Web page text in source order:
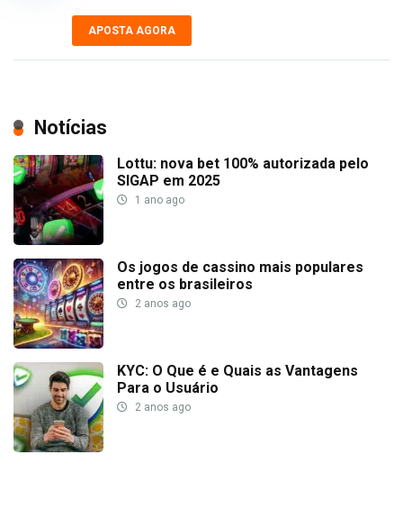
APOSTA AGORA
Notícias
Lottu: nova bet 100% autorizada pelo
SIGAP em 2025
1 ano ago
Os jogos de cassino mais populares
entre os brasileiros
2 anos ago
KYC: O Que é e Quais as Vantagens
Para o Usuário
2 anos ago